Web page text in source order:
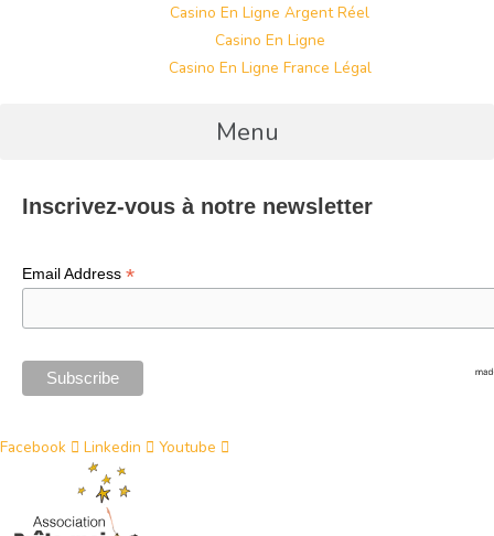
Casino En Ligne Argent Réel
Casino En Ligne
Casino En Ligne France Légal
Menu
Inscrivez-vous à notre newsletter
Email Address *
Facebook Linkedin Youtube